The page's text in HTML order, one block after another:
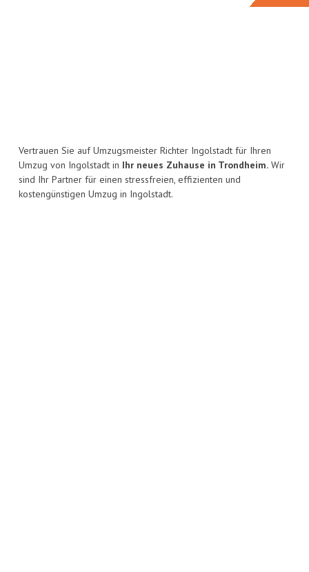
Vertrauen Sie auf Umzugsmeister Richter Ingolstadt für Ihren
Umzug von Ingolstadt in Ihr neues Zuhause in Trondheim. Wir
sind Ihr Partner für einen stressfreien, effizienten und
kostengünstigen Umzug in Ingolstadt.